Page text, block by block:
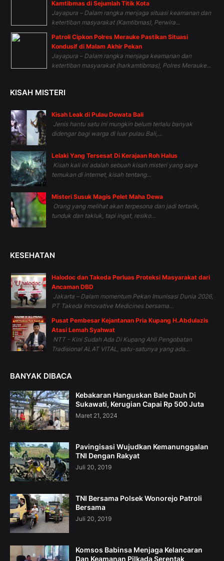
Kamtibmas di Sejumlah Titik Kota
Jayapura – Dalam rangka menjaga situasi keamanan dan
ketertiban masyarakat (Kamtibmas), Perwira...
Patroli Cipkon Polres Merauke Pastikan Situasi
Kondusif di Malam Akhir Pekan
Jayapura – Dalam rangka menjaga keamanan dan
ketertiban masyarakat (harkamtibmas), Polres Merauke...
KISAH MISTERI
Kisah Leak di Pulau Dewata Bali
Jenis hantu satu ini mungkin belum terlalu banyak
didengar bagi warga di luar pulau Bali,...
Lelaki Yang Tersesat Di Kerajaan Roh Halus
Kisah kali ini adalah sebuah kisah misteri yang saya
temukan di internet, kisah tentang...
Misteri Susuk Magis Pelet Maha Dewa
Orang yang melihat akan terpesona dan jadi tertarik,
tunduk dan takluk, tapi ingat, resiko...
KESEHATAN
Halodoc dan Takeda Perluas Proteksi Masyarakat dari
Ancaman DBD
Jakarta – Dalam momentum Pekan Imunisasi Dunia 2026,
PT Takeda Innovative Medicines bersama...
Pusat Pembesar Kejantanan Pria Kupang H.Abdulazis
Atasi Lemah Syahwat
NTT - Kini Sudah Ada Di Kupang Ahli Pengobatan
Tradisional ALAT VITAL, satu-satunya yang ada...
BANYAK DIBACA
Kebakaran Hanguskan Bale Dauh Di
Sukawati, Kerugian Capai Rp 500 Juta
Maret 21, 2024
Pavingisasi Wujudkan Kemanunggalan
TNI Dengan Rakyat
Juli 20, 2019
TNI Bersama Polsek Wonorejo Patroli
Bersama
Juli 20, 2019
Komsos Babinsa Menjaga Kelancaran
Dan Keamanan Pilkada Serentak